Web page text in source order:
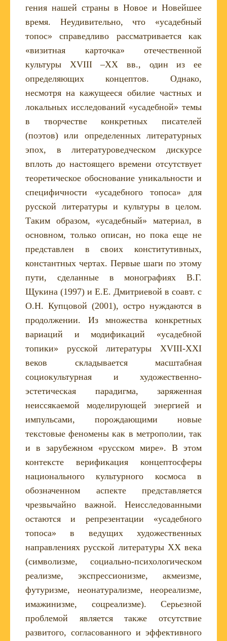
гения нашей страны в Новое и Новейшее
время. Неудивительно, что «усадебный
топос» справедливо рассматривается как
«визитная карточка» отечественной
культуры XVIII –XX вв., один из ее
определяющих концептов. Однако,
несмотря на кажущееся обилие частных и
локальных исследований «усадебной» темы
в творчестве конкретных писателей
(поэтов) или определенных литературных
эпох, в литературоведческом дискурсе
вплоть до настоящего времени отсутствует
теоретическое обоснование уникальности и
специфичности «усадебного топоса» для
русской литературы и культуры в целом.
Таким образом, «усадебный» материал, в
основном, только описан, но пока еще не
представлен в своих конститутивных,
константных чертах. Первые шаги по этому
пути, сделанные в монографиях В.Г.
Щукина (1997) и Е.Е. Дмитриевой в соавт. с
О.Н. Купцовой (2001), остро нуждаются в
продолжении. Из множества конкретных
вариаций и модификаций «усадебной
топики» русской литературы XVIII-XXI
веков складывается масштабная
социокультурная и художественно-
эстетическая парадигма, заряженная
неиссякаемой моделирующей энергией и
импульсами, порождающими новые
текстовые феномены как в метрополии, так
и в зарубежном «русском мире». В этом
контексте верификация концептосферы
национального культурного космоса в
обозначенном аспекте представляется
чрезвычайно важной. Неисследованными
остаются и репрезентации «усадебного
топоса» в ведущих художественных
направлениях русской литературы XX века
(символизме, социально-психологическом
реализме, экспрессионизме, акмеизме,
футуризме, неонатурализме, неореализме,
имажинизме, соцреализме). Серьезной
проблемой является также отсутствие
развитого, согласованного и эффективного